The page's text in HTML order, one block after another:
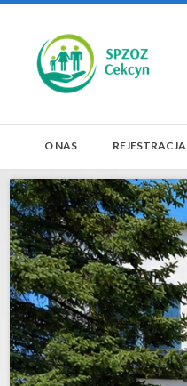
O NAS REJESTRACJA